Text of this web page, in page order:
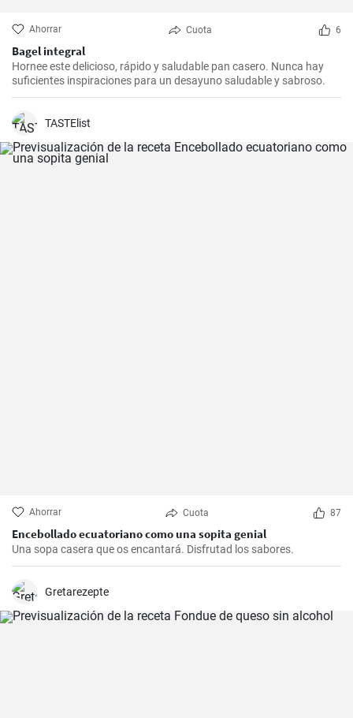
Ahorrar Cuota 6
Bagel integral
Hornee este delicioso, rápido y saludable pan casero. Nunca hay
suficientes inspiraciones para un desayuno saludable y sabroso.
TASTElist
Ahorrar Cuota 87
Encebollado ecuatoriano como una sopita genial
Una sopa casera que os encantará. Disfrutad los sabores.
Gretarezepte